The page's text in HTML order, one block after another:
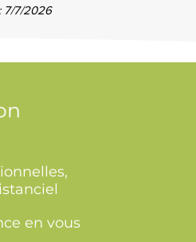
7/7/2026
en vous